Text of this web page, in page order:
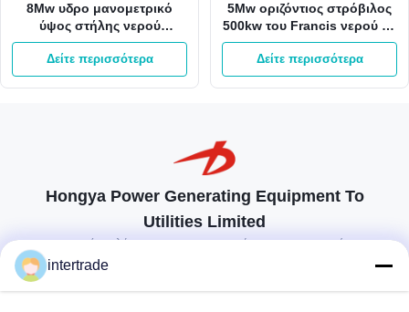
8Mw υδρο μανομετρικό
ύψος στήλης νερού
στροβίλων 800kw του
Francis 65m γεννήτρια
τουρμπίνας του Francis
Δείτε περισσότερα
5Mw οριζόντιος στρόβιλος
500kw του Francis νερού με
το δρομέα ανοξείδωτου
Δείτε περισσότερα
Hongya Power Generating Equipment To
Utilities Limited
προσαρμοσμένες λύσεις για να ανταποκρίνονται στις απαιτήσεις των
intertrade